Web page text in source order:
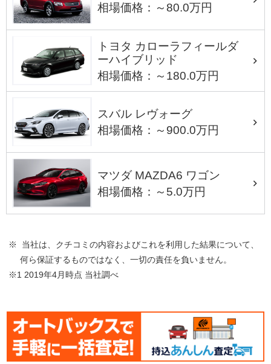
相場価格：～80.0万円
トヨタ カローラフィールダ
ーハイブリッド
相場価格：～180.0万円
スバル レヴォーグ
相場価格：～900.0万円
マツダ MAZDA6 ワゴン
相場価格：～5.0万円
※ 当社は、クチコミの内容およびこれを利用した結果について、
何ら保証するものではなく、一切の責任を負いません。
※1 2019年4月時点 当社調べ